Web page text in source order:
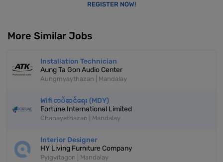
REGISTER NOW!
More Similar Jobs
Installation Technician
Aung Ta Gon Audio Center
Aungmyaythazan | Mandalay
Wifi တပ်ဆင်ရေး (MDY)
Fortune International Limited
Chanayethazan | Mandalay
Interior Designer
HY Living Furniture Company
Pyigyitagon | Mandalay